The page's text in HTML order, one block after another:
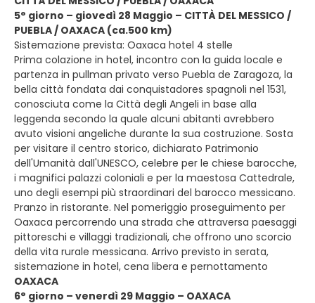
5° giorno – giovedì 28 Maggio – CITTÀ DEL MESSICO /
PUEBLA / OAXACA (ca.500 km)
Sistemazione prevista: Oaxaca hotel 4 stelle
Prima colazione in hotel, incontro con la guida locale e
partenza in pullman privato verso Puebla de Zaragoza, la
bella città fondata dai conquistadores spagnoli nel 1531,
conosciuta come la Città degli Angeli in base alla
leggenda secondo la quale alcuni abitanti avrebbero
avuto visioni angeliche durante la sua costruzione. Sosta
per visitare il centro storico, dichiarato Patrimonio
dell'Umanità dall'UNESCO, celebre per le chiese barocche,
i magnifici palazzi coloniali e per la maestosa Cattedrale,
uno degli esempi più straordinari del barocco messicano.
Pranzo in ristorante. Nel pomeriggio proseguimento per
Oaxaca percorrendo una strada che attraversa paesaggi
pittoreschi e villaggi tradizionali, che offrono uno scorcio
della vita rurale messicana. Arrivo previsto in serata,
sistemazione in hotel, cena libera e pernottamento
OAXACA
6° giorno – venerdì 29 Maggio – OAXACA